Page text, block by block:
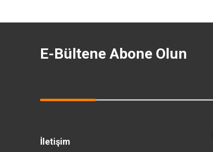
E-Bültene Abone Olun
İletişim